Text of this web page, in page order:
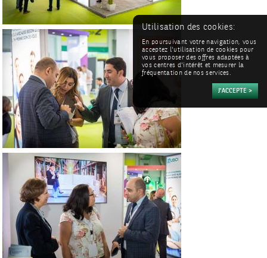
Utilisation des cookies:
En poursuivant votre navigation, vous
acceptez l'utilisation de cookies pour
vous proposer des offres adaptées à
vos centres d'intérêt et mesurer la
fréquentation de nos services.